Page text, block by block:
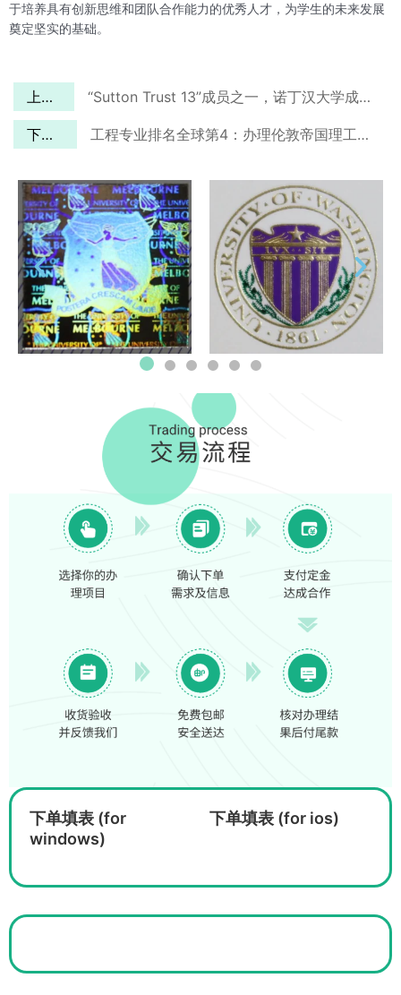
于培养具有创新思维和团队合作能力的优秀人才，为学生的未来发展
奠定坚实的基础。
上一篇 “Sutton Trust 13”成员之一，诺丁汉大学成绩单一比一定制
下一篇 工程专业排名全球第4：办理伦敦帝国理工学院文凭！
下单填表 (for
windows)
下单填表 (for ios)